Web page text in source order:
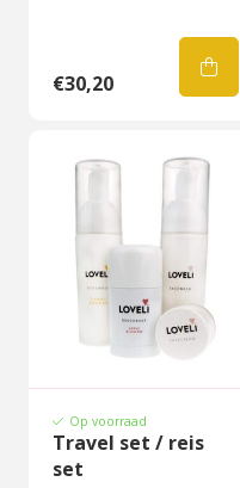
€30,20
Op voorraad
Travel set / reis
set